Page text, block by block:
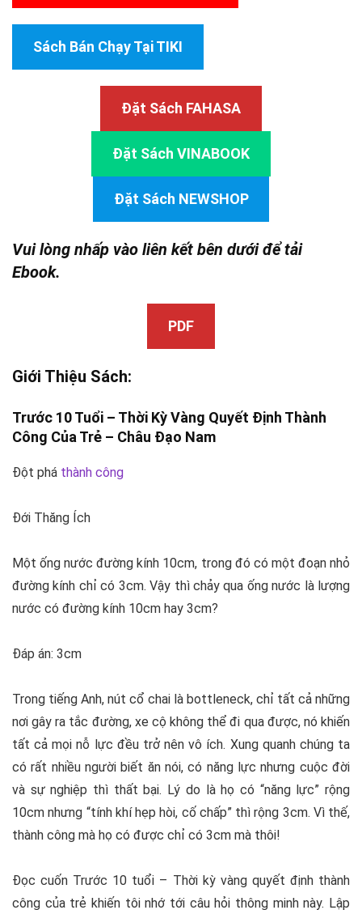
Sách Bán Chạy Tại TIKI
Đặt Sách FAHASA
Đặt Sách VINABOOK
Đặt Sách NEWSHOP
Vui lòng nhấp vào liên kết bên dưới để tải
Ebook.
PDF
Giới Thiệu Sách:
Trước 10 Tuổi – Thời Kỳ Vàng Quyết Định Thành
Công Của Trẻ – Châu Đạo Nam
Đột phá thành công
Đới Thăng Ích
Một ống nước đường kính 10cm, trong đó có một đoạn nhỏ
đường kính chỉ có 3cm. Vậy thì chảy qua ống nước là lượng
nước có đường kính 10cm hay 3cm?
Đáp án: 3cm
Trong tiếng Anh, nút cổ chai là bottleneck, chỉ tất cả những
nơi gây ra tắc đường, xe cộ không thể đi qua được, nó khiến
tất cả mọi nỗ lực đều trở nên vô ích. Xung quanh chúng ta
có rất nhiều người biết ăn nói, có năng lực nhưng cuộc đời
và sự nghiệp thì thất bại. Lý do là họ có “năng lực” rộng
10cm nhưng “tính khí hẹp hòi, cố chấp” thì rộng 3cm. Vì thế,
thành công mà họ có được chỉ có 3cm mà thôi!
Đọc cuốn Trước 10 tuổi – Thời kỳ vàng quyết định thành
công của trẻ khiến tôi nhớ tới câu hỏi thông minh này. Lập